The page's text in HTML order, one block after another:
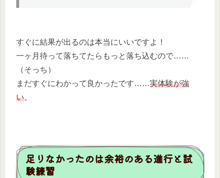
すぐに結果が出るのは本当にいいですよ！
一ヶ月待って落ちてたらもっと落ち込むので……
（そっち）
まだすぐにわかって良かったです……実体験が強
い。
足りなかったのは余裕のある進行と試
験練習